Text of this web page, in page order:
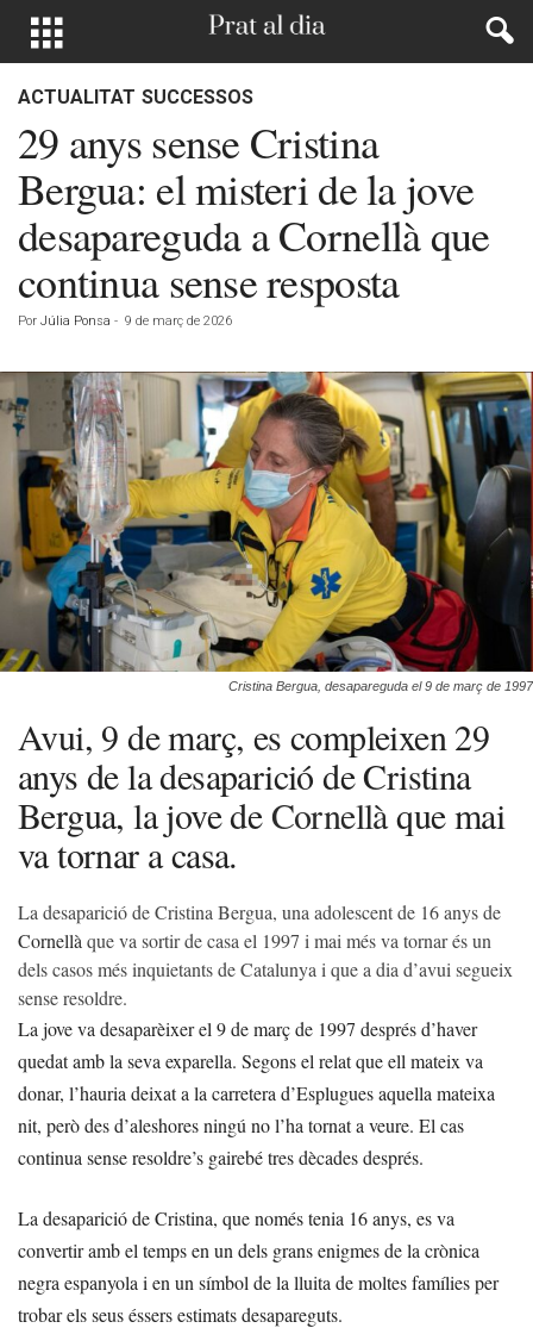
ACTUALITAT SUCCESSOS
29 anys sense Cristina
Bergua: el misteri de la jove
desapareguda a Cornellà que
continua sense resposta
Por Júlia Ponsa - 9 de març de 2026
Cristina Bergua, desapareguda el 9 de març de 1997
Avui, 9 de març, es compleixen 29
anys de la desaparició de Cristina
Bergua, la jove deCornellàque mai
va tornar a casa.
La desaparició de Cristina Bergua, una adolescent de 16 anys de
Cornellà que va sortir de casa el 1997 i mai més va tornar és un
dels casos més inquietants de Catalunya i que a dia d’avui segueix
sense resoldre.
La jove va desaparèixer el 9 de març de 1997 després d’haver
quedat amb la seva exparella. Segons el relat que ell mateix va
donar, l’hauria deixat a la carretera d’Esplugues aquella mateixa
nit, però des d’aleshores ningú no l’ha tornat a veure. El cas
continua sense resoldre’s gairebé tres dècades després.
La desaparició de Cristina, que només tenia 16 anys, es va
convertir amb el temps en un dels grans enigmes de la crònica
negra espanyola i en un símbol de la lluita de moltes famílies per
trobar els seus éssers estimats desapareguts.